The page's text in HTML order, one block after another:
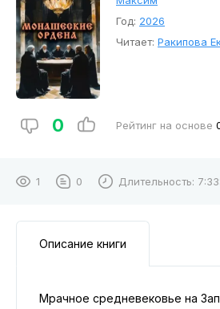
Год: 2026
Читает: Ракипова
0 Рейтинг на основе
1 0 Длительность:
Описание книги
Мрачное средневековье на